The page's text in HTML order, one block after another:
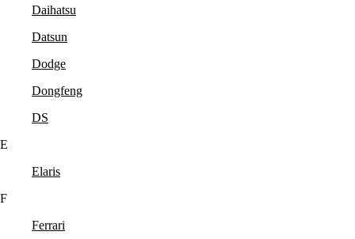
Daihatsu
Datsun
Dodge
Dongfeng
DS
E
Elaris
F
Ferrari